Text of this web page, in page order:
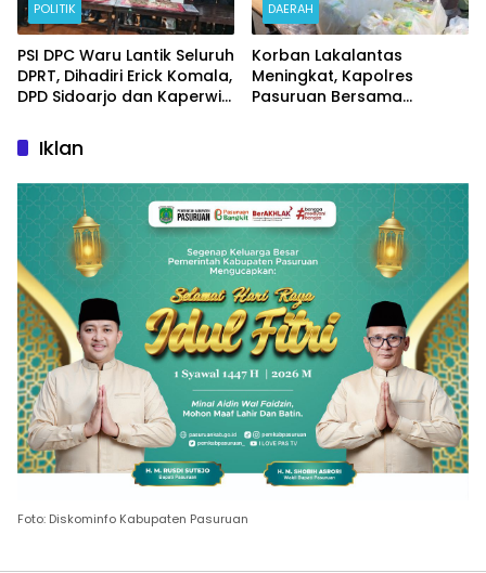
POLITIK
PSI DPC Waru Lantik Seluruh
DPRT, Dihadiri Erick Komala,
DPD Sidoarjo dan Kaperwil
DAERAH
Korban Lakalantas
Meningkat, Kapolres
Pasuruan Bersama
Iklan
Foto: Diskominfo Kabupaten Pasuruan